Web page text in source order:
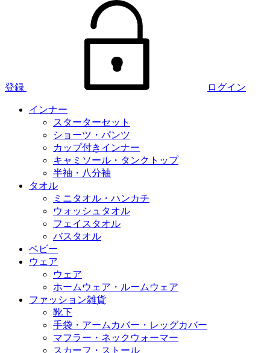
登録 ログイン
インナー
スターターセット
ショーツ・パンツ
カップ付きインナー
キャミソール・タンクトップ
半袖・八分袖
タオル
ミニタオル・ハンカチ
ウォッシュタオル
フェイスタオル
バスタオル
ベビー
ウェア
ウェア
ホームウェア・ルームウェア
ファッション雑貨
靴下
手袋・アームカバー・レッグカバー
マフラー・ネックウォーマー
スカーフ・ストール